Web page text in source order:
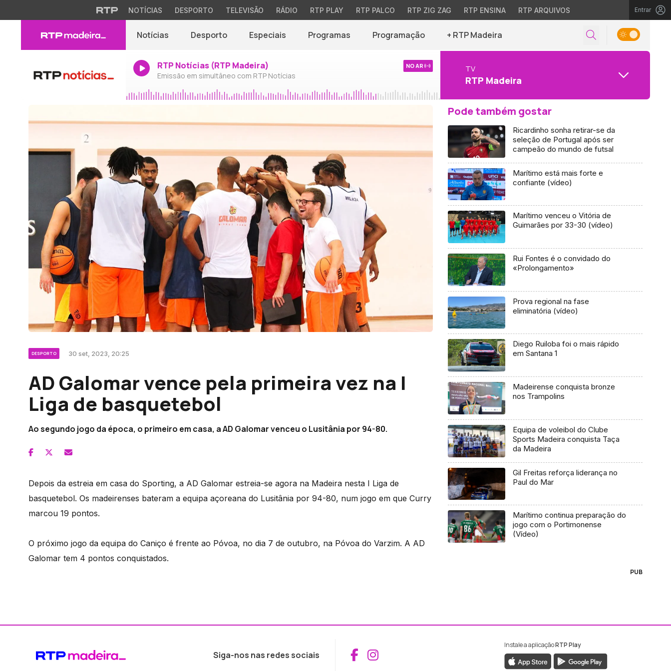
NOTÍCIAS DESPORTO TELEVISÃO RÁDIO RTP PLAY RTP PALCO RTP ZIG ZAG RTP ENSINA RTP ARQUIVOS Entrar
Notícias Desporto Especiais Programas Programação + RTP Madeira
RTP Notícias (RTP Madeira)
Emissão em simultâneo com RTP Notícias
NO AR TV
RTP Madeira
DESPORTO 30 set, 2023, 20:25
AD Galomar vence pela primeira vez na I
Liga de basquetebol
Ao segundo jogo da época, o primeiro em casa, a AD Galomar venceu o Lusitânia por 94-80.
Depois da estreia em casa do Sporting, a AD Galomar estreia-se agora na Madeira nesta I Liga de
basquetebol. Os madeirenses bateram a equipa açoreana do Lusitânia por 94-80, num jogo em que Curry
marcou 19 pontos.
O próximo jogo da equipa do Caniço é frente ao Póvoa, no dia 7 de outubro, na Póvoa do Varzim. A AD
Galomar tem 4 pontos conquistados.
Pode também gostar
Ricardinho sonha retirar-se da
seleção de Portugal após ser
campeão do mundo de futsal
Marítimo está mais forte e
confiante (vídeo)
Marítimo venceu o Vitória de
Guimarães por 33-30 (vídeo)
Rui Fontes é o convidado do
«Prolongamento»
Prova regional na fase
eliminatória (vídeo)
Diego Ruiloba foi o mais rápido
em Santana 1
Madeirense conquista bronze
nos Trampolins
Equipa de voleibol do Clube
Sports Madeira conquista Taça
da Madeira
Gil Freitas reforça liderança no
Paul do Mar
Marítimo continua preparação do
jogo com o Portimonense
(Vídeo)
PUB
Siga-nos nas redes sociais Aceder ao Facebook da RTP Madeira
Aceder ao Instagram da RTP Madeira
Instale a aplicaçãoRTP Play